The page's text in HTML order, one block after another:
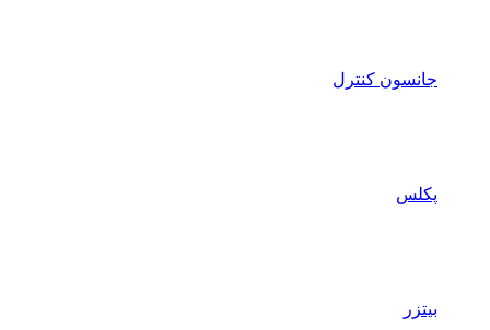
جانسون کنترل
پکلس
بیتزر